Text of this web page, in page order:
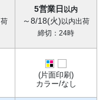
5営業日 以内
～8/18(火) 以内出荷
締切：24時
(片面印刷)
カラー/なし